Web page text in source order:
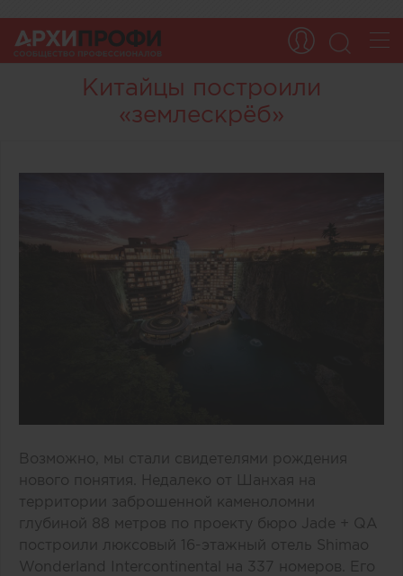
Китайцы построили
«землескрёб»
Возможно, мы стали свидетелями рождения
нового понятия. Недалеко от Шанхая на
территории заброшенной каменоломни
глубиной 88 метров по проекту бюро Jade + QA
построили люксовый 16-этажный отель Shimao
Wonderland Intercontinental на 337 номеров. Его